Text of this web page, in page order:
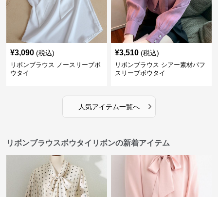
¥3,090 (税込)
リボンブラウス ノースリーブボ
ウタイ
¥3,510 (税込)
リボンブラウス シアー素材パフ
スリーブボウタイ
人気アイテム一覧へ ›
リボンブラウスボウタイリボンの新着アイテム